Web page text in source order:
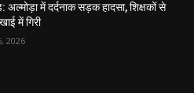
अल्मोड़ा में दर्दनाक सड़क हादसा, शिक्षकों से
में गिरी
2026